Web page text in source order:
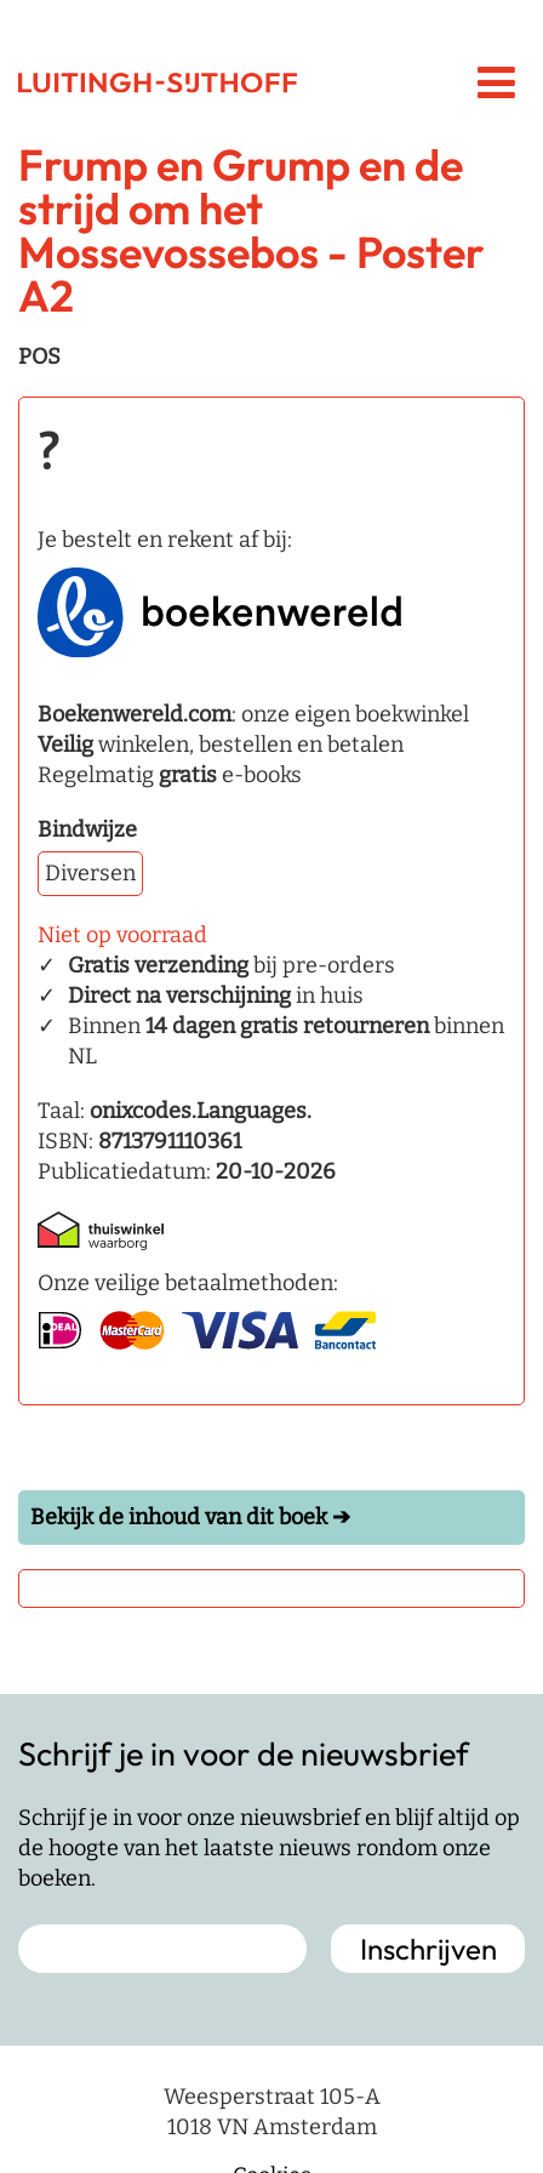
Frump en Grump en de
strijd om het
Mossevossebos - Poster
A2
POS
?
Je bestelt en rekent af bij:
Boekenwereld.com: onze eigen boekwinkel
Veiligwinkelen, bestellen en betalen
Regelmatig gratise-books
Bindwijze
Diversen
Niet op voorraad
Gratis verzendingbij pre-orders
Direct na verschijningin huis
Binnen14 dagen gratis retournerenbinnen
NL
Taal: onixcodes.Languages.
ISBN: 8713791110361
Publicatiedatum: 20-10-2026
Onze veilige betaalmethoden:
Bekijk de inhoud van dit boek ➔
Schrijf je in voor de nieuwsbrief
Schrijf je in voor onze nieuwsbrief en blijf altijd op
de hoogte van het laatste nieuws rondom onze
boeken.
Weesperstraat 105-A
1018 VN Amsterdam